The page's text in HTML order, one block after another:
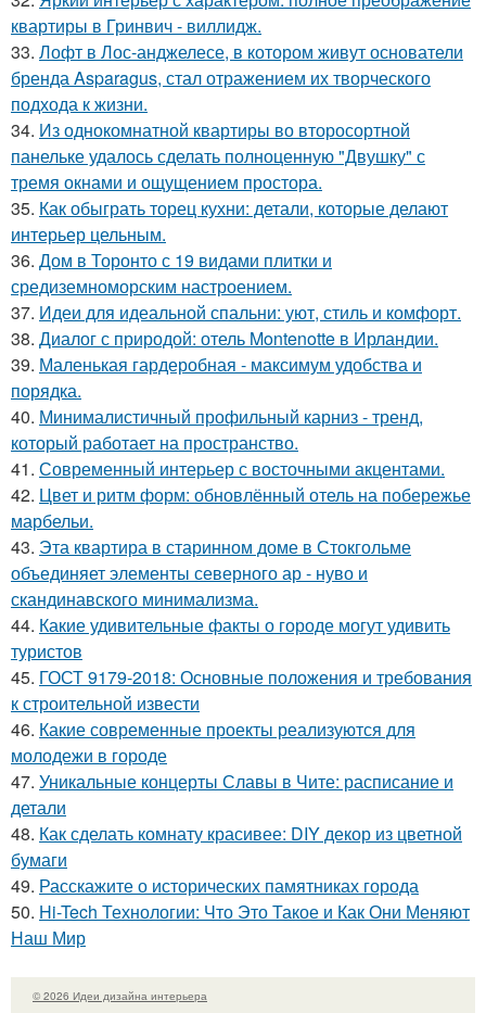
квартиры в Гринвич - виллидж.
33. Лофт в Лос-анджелесе, в котором живут основатели
бренда Asparagus, стал отражением их творческого
подхода к жизни.
34. Из однокомнатной квартиры во второсортной
панельке удалось сделать полноценную "Двушку" с
тремя окнами и ощущением простора.
35. Как обыграть торец кухни: детали, которые делают
интерьер цельным.
36. Дом в Торонто с 19 видами плитки и
средиземноморским настроением.
37. Идеи для идеальной спальни: уют, стиль и комфорт.
38. Диалог с природой: отель Montenotte в Ирландии.
39. Маленькая гардеробная - максимум удобства и
порядка.
40. Минималистичный профильный карниз - тренд,
который работает на пространство.
41. Современный интерьер с восточными акцентами.
42. Цвет и ритм форм: обновлённый отель на побережье
марбельи.
43. Эта квартира в старинном доме в Стокгольме
объединяет элементы северного ар - нуво и
скандинавского минимализма.
44. Какие удивительные факты о городе могут удивить
туристов
45. ГОСТ 9179-2018: Основные положения и требования
к строительной извести
46. Какие современные проекты реализуются для
молодежи в городе
47. Уникальные концерты Славы в Чите: расписание и
детали
48. Как сделать комнату красивее: DIY декор из цветной
бумаги
49. Расскажите о исторических памятниках города
50. Hi-Tech Технологии: Что Это Такое и Как Они Меняют
Наш Мир
© 2026 Идеи дизайна интерьера